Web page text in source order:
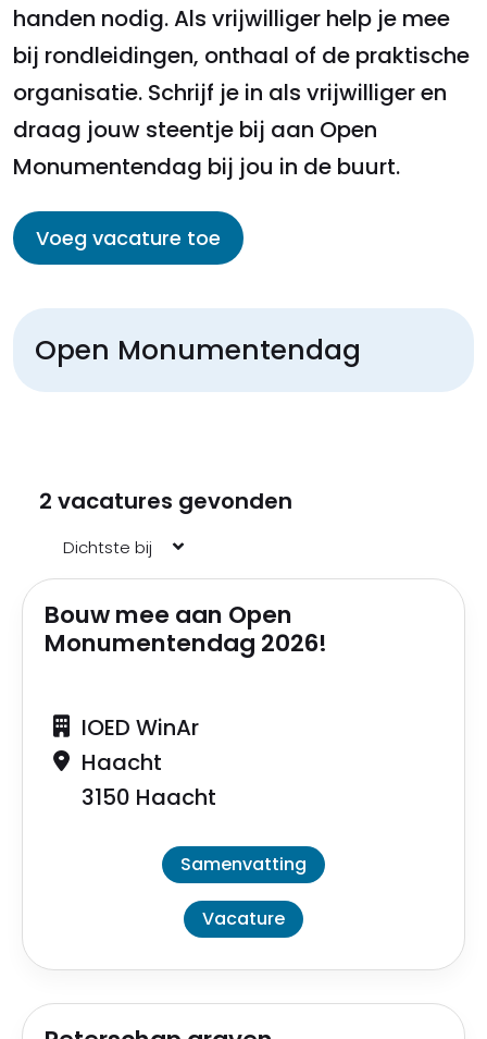
handen nodig. Als vrijwilliger help je mee
bij rondleidingen, onthaal of de praktische
organisatie. Schrijf je in als vrijwilliger en
draag jouw steentje bij aan Open
Monumentendag bij jou in de buurt.
Voeg vacature toe
Open Monumentendag
2 vacatures gevonden
Bouw mee aan Open
Monumentendag 2026!
IOED WinAr
Haacht
3150 Haacht
Samenvatting
Vacature